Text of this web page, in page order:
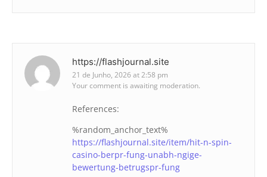
https://flashjournal.site
21 de Junho, 2026 at 2:58 pm
Your comment is awaiting moderation.
References:
%random_anchor_text%
https://flashjournal.site/item/hit-n-spin-
casino-berpr-fung-unabh-ngige-
bewertung-betrugspr-fung